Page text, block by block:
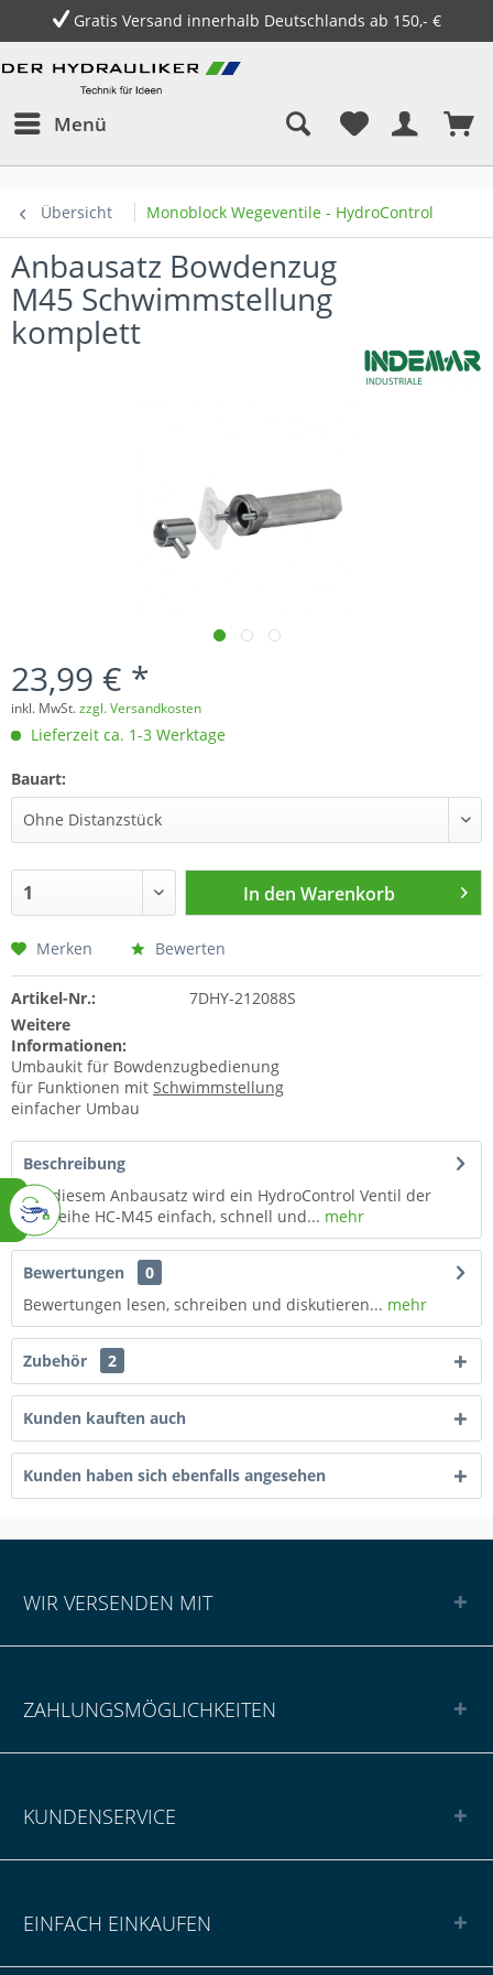
Gratis Versand innerhalb Deutschlands ab 150,- €
Menü
Übersicht Monoblock Wegeventile - HydroControl
Anbausatz Bowdenzug
M45 Schwimmstellung
komplett
23,99 € *
inkl. MwSt.zzgl. Versandkosten
Lieferzeit ca. 1-3 Werktage
Bauart:
In den Warenkorb
Merken Bewerten
Artikel-Nr.:
7DHY-212088S
Weitere
Informationen:
Umbaukit für Bowdenzugbedienung
für Funktionen mit Schwimmstellung
einfacher Umbau
Beschreibung
Mit diesem Anbausatz wird ein HydroControl Ventil der
Baureihe HC-M45 einfach, schnell und... mehr
Bewertungen
0
Bewertungen lesen, schreiben und diskutieren... mehr
Zubehör 2
Kunden kauften auch
Kunden haben sich ebenfalls angesehen
WIR VERSENDEN MIT
ZAHLUNGSMÖGLICHKEITEN
KUNDENSERVICE
EINFACH EINKAUFEN